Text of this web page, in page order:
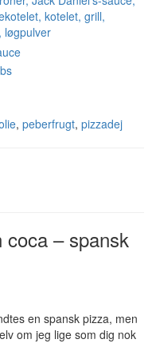
, peberfrugt, pizzadej
coca – spansk
en spansk pizza, men
om jeg lige som dig nok